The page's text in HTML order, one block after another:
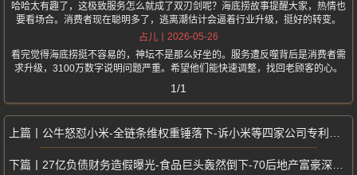
哈哈太有趣了，这极致服务怎么就成了双刃剑呢？海底捞故事提醒大家，热情也
要看场合。消费者现在聪明多了，逃离潮估计会逼着行业升级，挺好的转变。
占儿
2026-05-26
看完觉得海底捞挺不容易的，神坛不是那么好坐的。服务遭反噬背后是消费者需
求升级，3100万数字说明问题严重。希望他们能快速调整，找回老顾客的心。
1/1
公牛怒怼小米-全链条维权重锤落下-诉小米等四家公司专利侵权案开庭
27亿负债财务造假曝光-食品巨头轰然倒下-70后地产富豪深夜被抓